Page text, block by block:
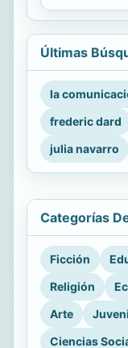
Últimas
la
frederic dard
julia navarro
Categorías
Ficción
Religión
Arte
Ciencias